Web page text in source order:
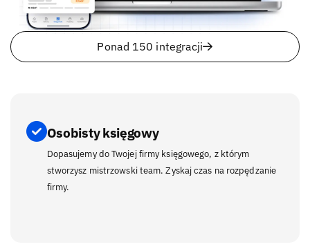
Ponad 150 integracji
Osobisty księgowy
Dopasujemy do Twojej firmy księgowego, z którym
stworzysz mistrzowski team. Zyskaj czas na rozpędzanie
firmy.